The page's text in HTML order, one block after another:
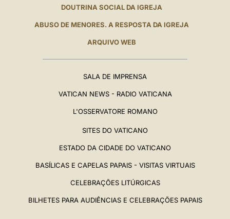
DOUTRINA SOCIAL DA IGREJA
ABUSO DE MENORES. A RESPOSTA DA IGREJA
ARQUIVO WEB
SALA DE IMPRENSA
VATICAN NEWS - RADIO VATICANA
L'OSSERVATORE ROMANO
SITES DO VATICANO
ESTADO DA CIDADE DO VATICANO
BASÍLICAS E CAPELAS PAPAIS - VISITAS VIRTUAIS
CELEBRAÇÕES LITÚRGICAS
BILHETES PARA AUDIÊNCIAS E CELEBRAÇÕES PAPAIS